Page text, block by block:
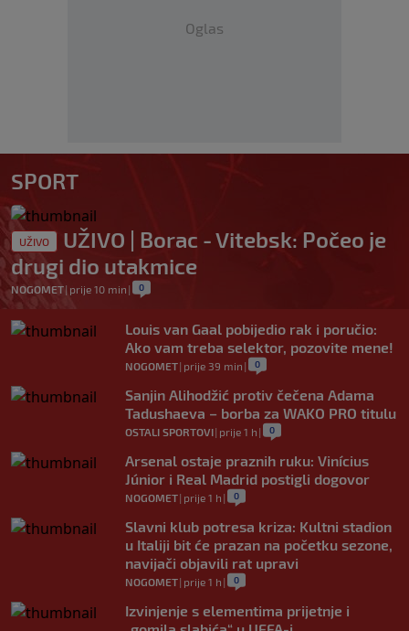
Oglas
SPORT
UŽIVO
UŽIVO | Borac - Vitebsk: Počeo je
drugi dio utakmice
NOGOMET| prije 10 min | 0
Louis van Gaal pobijedio rak i poručio:
Ako vam treba selektor, pozovite mene!
NOGOMET| prije 39 min | 0
Sanjin Alihodžić protiv čečena Adama
Tadushaeva – borba za WAKO PRO titulu
OSTALI SPORTOVI| prije 1 h | 0
Arsenal ostaje praznih ruku: Vinícius
Júnior i Real Madrid postigli dogovor
NOGOMET| prije 1 h | 0
Slavni klub potresa kriza: Kultni stadion
u Italiji bit će prazan na početku sezone,
navijači objavili rat upravi
NOGOMET| prije 1 h | 0
Izvinjenje s elementima prijetnje i